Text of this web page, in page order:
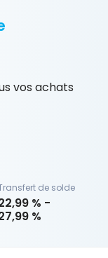
vos achats
de solde
% -
%